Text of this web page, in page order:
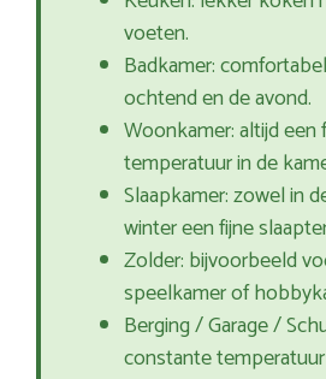
voeten.
Badkamer:
ochtend en de avond.
Woonkamer: altijd
temperatuur in de
Slaapkamer: zowel in
winter een fijne
Zolder: bijvoorbeeld
speelkamer of
Berging / Garage /
constante